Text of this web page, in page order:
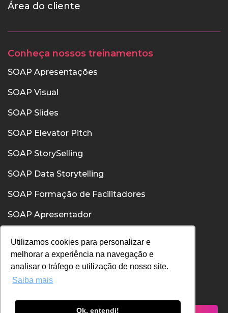
Utilizamos cookies para personalizar e
melhorar a experiência na navegação e
analisar o tráfego e utilização de nosso site.
Saiba mais
Ok, entendi!
Área do cliente
Conheça nossos treinamentos
SOAP Apresentações
SOAP Visual
SOAP Slides
SOAP Elevator Pitch
SOAP StorySelling
SOAP Data Storytelling
SOAP Formação de Facilitadores
SOAP Apresentador
SOAP Comunicação Interpessoal
Política de Privacidade